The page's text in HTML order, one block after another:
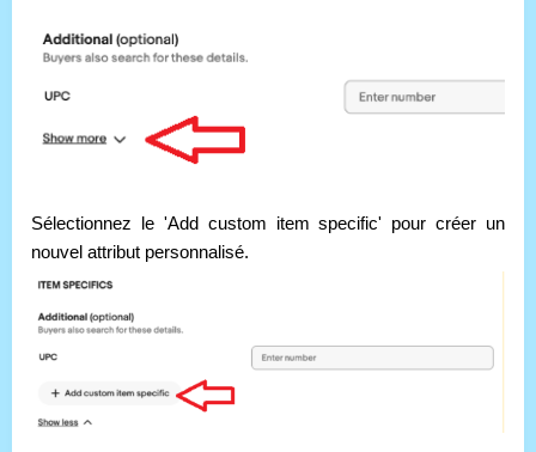
Sélectionnez le 'Add custom item specific' pour créer un
nouvel attribut personnalisé.